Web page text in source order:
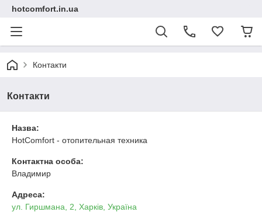
hotcomfort.in.ua
Контакти
Контакти
Назва:
HotComfort - отопительная техника
Контактна особа:
Владимир
Адреса:
ул. Гиршмана, 2, Харків, Україна